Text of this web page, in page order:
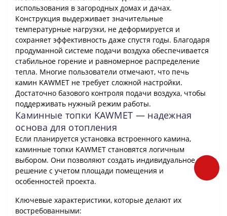
использования в загородных домах и дачах.
Конструкция выдерживает значительные
температурные нагрузки, не деформируется и
сохраняет эффективность даже спустя годы. Благодаря
продуманной системе подачи воздуха обеспечивается
стабильное горение и равномерное распределение
тепла. Многие пользователи отмечают, что печь
камин KAWMET не требует сложной настройки.
Достаточно базового контроля подачи воздуха, чтобы
поддерживать нужный режим работы.
Каминные топки KAWMET — надежная
основа для отопления
Если планируется установка встроенного камина,
каминные топки KAWMET становятся логичным
выбором. Они позволяют создать индивидуальное
решение с учетом площади помещения и
особенностей проекта.
Ключевые характеристики, которые делают их
востребованными: